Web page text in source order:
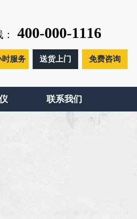
400-000-1116
时服务 送货上门 免费咨询
联系我们